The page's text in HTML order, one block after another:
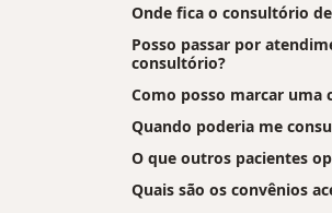
Onde fica o consultório
Posso passar por
consultório?
Como posso marcar uma
Quando poderia me
O que outros pacientes
Quais são os convênios